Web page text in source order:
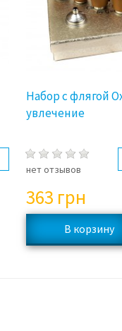
Набор с флягой
увлечение
нет отзывов
363 грн